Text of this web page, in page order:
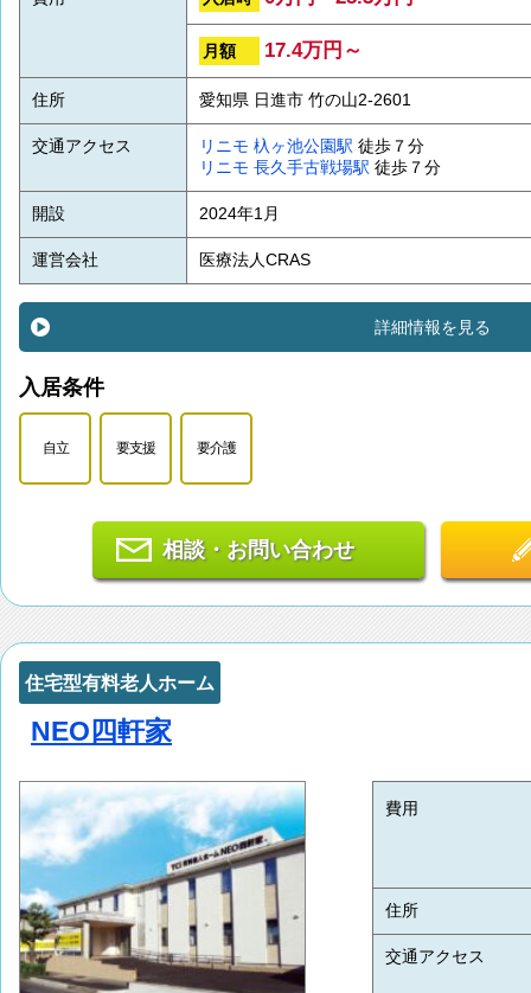
月額 17.4万円～
住所 愛知県 日進市 竹の山2-2601
交通アクセス リニモ 杁ヶ池公園駅 徒歩７分
リニモ 長久手古戦場駅 徒歩７分
開設 2024年1月
運営会社 医療法人CRAS
詳細情報を見る
入居条件
自立 要支援 要介護
相談・お問い合わせ
住宅型有料老人ホーム
NEO四軒家
費用
住所
交通アクセス